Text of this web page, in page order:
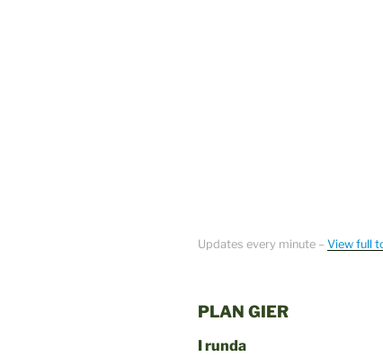
Updates every minute – View full
PLAN GIER
I runda